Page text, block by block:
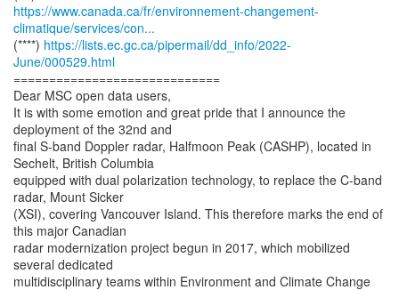
https://www.canada.ca/fr/environnement-changement-
climatique/services/con...
(****) https://lists.ec.gc.ca/pipermail/dd_info/2022-
June/000529.html
=============================
Dear MSC open data users,
It is with some emotion and great pride that I announce the
deployment of the 32nd and
final S-band Doppler radar, Halfmoon Peak (CASHP), located in
Sechelt, British Columbia
equipped with dual polarization technology, to replace the C-band
radar, Mount Sicker
(XSI), covering Vancouver Island. This therefore marks the end of
this major Canadian
radar modernization project begun in 2017, which mobilized
several dedicated
multidisciplinary teams within Environment and Climate Change